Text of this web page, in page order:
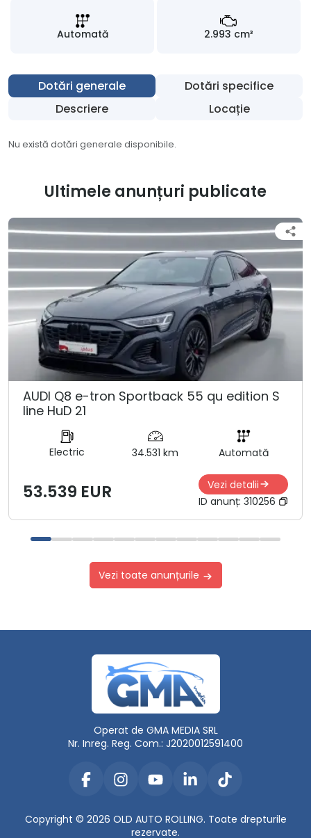
Automată 2.993 cm³
Dotări generale
Dotări specifice
Descriere
Locație
Nu există dotări generale disponibile.
Ultimele anunțuri publicate
AUDI Q8 e-tron Sportback 55 qu edition S
line HuD 21
Electric 34.531 km Automată
53.539 EUR
Vezi detalii
ID anunț: 310256
Vezi toate anunțurile
Operat de GMA MEDIA SRL
Nr. Inreg. Reg. Com.: J2020012591400
Copyright © 2026 OLD AUTO ROLLING. Toate drepturile
rezervate.